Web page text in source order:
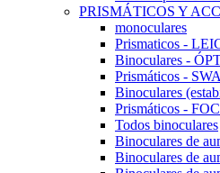
PRISMÁTICOS Y
monoculares
Prismaticos -
Binoculares -
Prismáticos -
Binoculares
Prismáticos -
Todos binoculares
Binoculares de
Binoculares de